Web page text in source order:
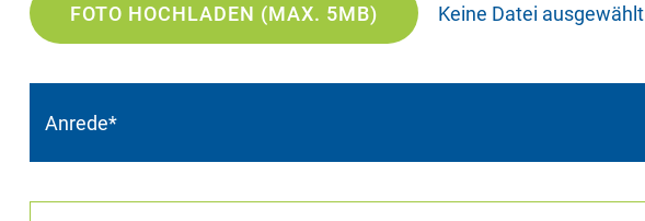
FOTO HOCHLADEN (MAX. 5MB) Keine Datei ausgewählt